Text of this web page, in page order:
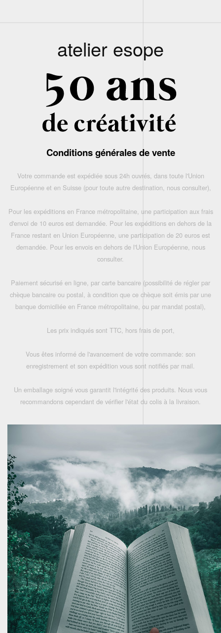
atelier esope
Conditions générales de vente
Votre commande est expédiée sous 24h ouvrés, dans toute l'Union
Européenne et en Suisse (pour toute autre destination, nous consulter),
Pour les expéditions en France métropolitaine, une participation aux frais
d'envoi de 10 euros est demandée. Pour les expéditions en dehors de la
France restant en Union Européenne, une participation de 20 euros est
demandée. Pour les envois en dehors de l'Union Européenne, nous
consulter.
Paiement sécurisé en ligne, par carte bancaire (possibilité de régler par
chèque bancaire ou postal, à condition que ce chèque soit émis par une
banque domiciliée en France métropolitaine, ou par mandat postal),
Les prix indiqués sont TTC, hors frais de port,
Vous êtes informé de l'avancement de votre commande: son
enregistrement et son expédition vous sont notifiés par mail.
Un emballage soigné vous garantit l'intégrité des produits. Nous vous
recommandons cependant de vérifier l'état du colis à la livraison.